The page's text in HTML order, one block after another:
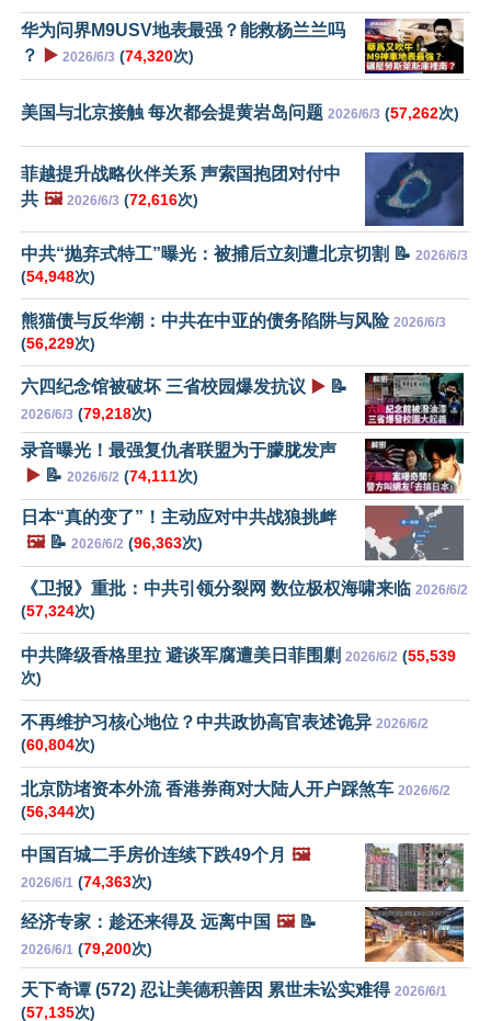
华为问界M9USV地表最强？能救杨兰兰吗
？
▶️ 2026/6/3 (74,320次)
美国与北京接触 每次都会提黄岩岛问题 2026/6/3 (57,262次)
菲越提升战略伙伴关系 声索国抱团对付中
共 🖼️ 2026/6/3 (72,616次)
中共“抛弃式特工”曝光：被捕后立刻遭北京切割 📝 2026/6/3
(54,948次)
熊猫债与反华潮：中共在中亚的债务陷阱与风险 2026/6/3
(56,229次)
六四纪念馆被破坏 三省校园爆发抗议 ▶️ 📝
2026/6/3 (79,218次)
录音曝光！最强复仇者联盟为于朦胧发声
▶️ 📝 2026/6/2 (74,111次)
日本“真的变了”！主动应对中共战狼挑衅
🖼️📝 2026/6/2 (96,363次)
《卫报》重批：中共引领分裂网 数位极权海啸来临 2026/6/2
(57,324次)
中共降级香格里拉 避谈军腐遭美日菲围剿 2026/6/2 (55,539
次)
不再维护习核心地位？中共政协高官表述诡异 2026/6/2
(60,804次)
北京防堵资本外流 香港券商对大陆人开户踩煞车 2026/6/2
(56,344次)
中国百城二手房价连续下跌49个月 🖼️
2026/6/1 (74,363次)
经济专家：趁还来得及 远离中国 🖼️📝
2026/6/1 (79,200次)
天下奇谭 (572) 忍让美德积善因 累世未讼实难得 2026/6/1
(57,135次)